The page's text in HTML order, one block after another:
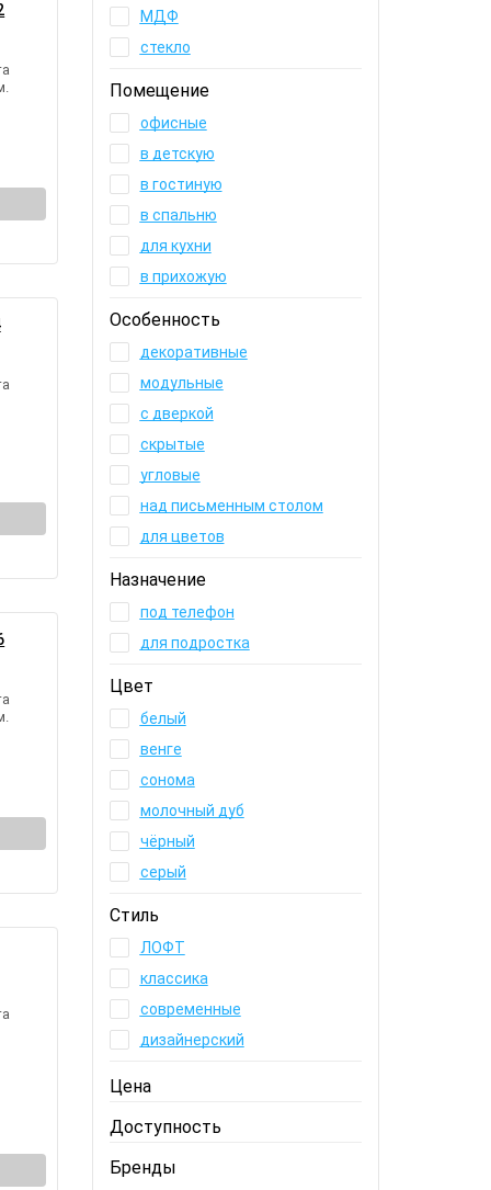
МДФ
стекло
Помещение
офисные
в детскую
в гостиную
в спальню
для кухни
в прихожую
Особенность
декоративные
модульные
с дверкой
скрытые
угловые
над письменным столом
для цветов
Назначение
под телефон
для подростка
Цвет
белый
венге
сонома
молочный дуб
чёрный
серый
Стиль
ЛОФТ
классика
современные
дизайнерский
Цена
Доступность
Бренды